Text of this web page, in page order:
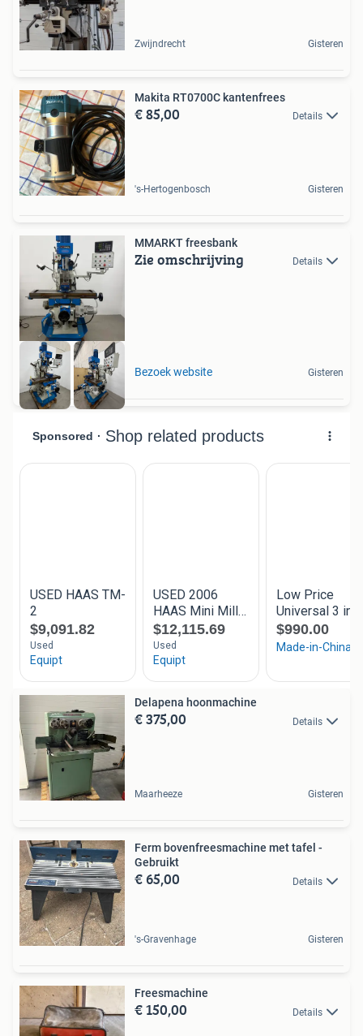
Zwijndrecht Gisteren
Makita RT0700C kantenfrees
€ 85,00 Details
's-Hertogenbosch Gisteren
MMARKT freesbank
Zie omschrijving Details
Bezoek website Gisteren
Delapena hoonmachine
€ 375,00 Details
Maarheeze Gisteren
Ferm bovenfreesmachine met tafel -
Gebruikt
€ 65,00 Details
's-Gravenhage Gisteren
Freesmachine
€ 150,00 Details